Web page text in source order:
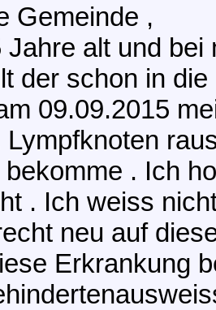
Gemeinde ,
Jahre alt und
der schon in
09.09.2015
Lympfknoten
. Ich
. Ich weiss
neu auf
Erkrankung